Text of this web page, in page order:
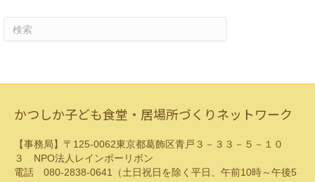
かつしか子ども食堂・居場所づくりネットワーク
【事務局】〒125-0062東京都葛飾区青戸３－３３－５－１０
３ NPO法人レインボーリボン
電話 080-2838-0641（土日祝日を除く平日、午前10時～午後5